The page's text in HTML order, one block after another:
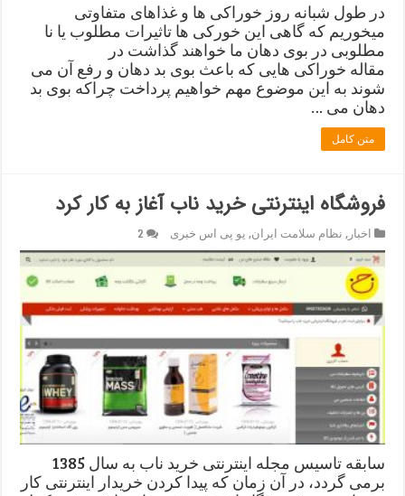
در طول شبانه روز خوراکی ها و غذاهای متفاوتی
میخوریم که گاهی این خورکی ها تاثیرات مطلوب یا نا
مطلوبی در بوی دهان ما خواهند گذاشت در
مقاله خوراکی هایی که باعث بوی بد دهان و رفع آن می
شوند به این موضوع مهم خواهیم پرداخت چراکه بوی بد
دهان می …
متن کامل
فروشگاه اینترنتی خرید ناب آغاز به کار کرد
اخبار, نظام سلامت ایران, یو پی اس خبری 2
سابقه تاسیس مجله اینترنتی خرید ناب به سال 1385
برمی گردد، در آن زمان که پیدا کردن خریدار اینترنتی کار